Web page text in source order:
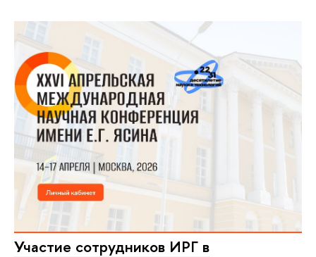
Участие сотрудников ИРГ в